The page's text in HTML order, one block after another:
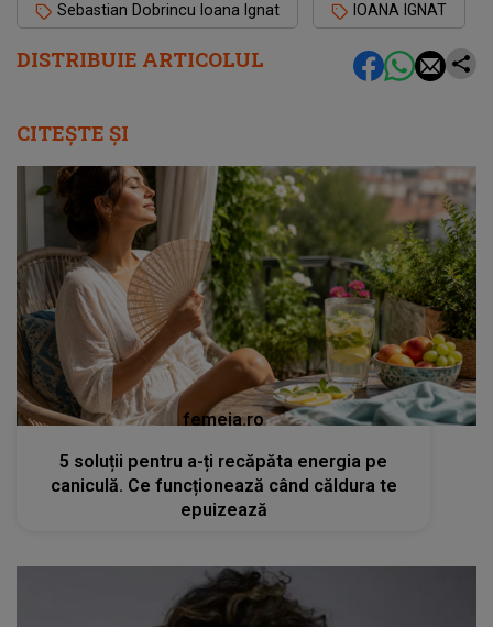
DISTRIBUIE ARTICOLUL
Sebastian Dobrincu Ioana Ignat IOANA IGNAT
CITEȘTE ȘI
femeia.ro
5 soluții pentru a-ți recăpăta energia pe
caniculă. Ce funcționează când căldura te
epuizează